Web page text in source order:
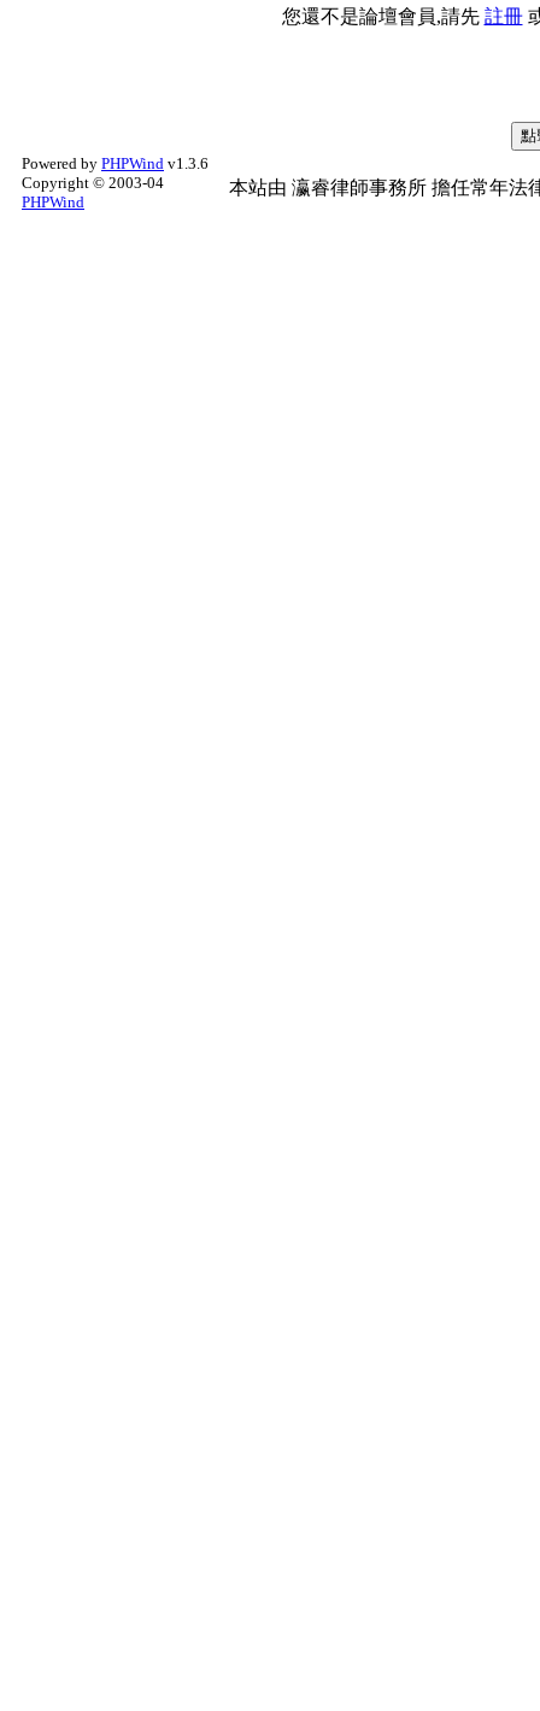
您還不是論壇會員,請先 註冊
Powered by PHPWind v1.3.6
Copyright © 2003-04
PHPWind
本站由 瀛睿律師事務所 擔任常年法